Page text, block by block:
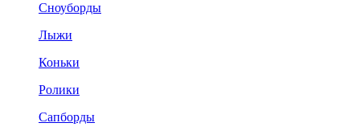
Сноуборды
Лыжи
Коньки
Ролики
Сапборды